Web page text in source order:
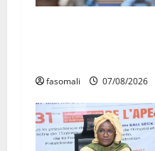
fasomali 07/08/2026